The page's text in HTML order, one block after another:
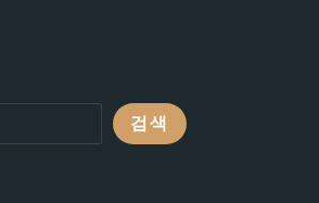
검색